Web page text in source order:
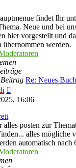
findet Ihr
Neue und bei
hier vorgestellt und
übernommen werden.
Re: Neues
Beitrag
16:06
posten zur
alles mögliche
automatisch nach